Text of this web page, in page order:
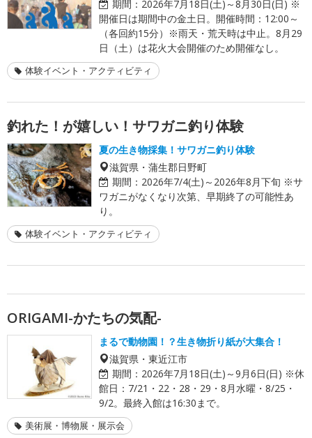
期間： 2026年7月18日(土)～8月30日(日) ※
開催日は期間中の金土日。開催時間：12:00～
（各回約15分）※雨天・荒天時は中止。8月29
日（土）は花火大会開催のため開催なし。
体験イベント・アクティビティ
釣れた！が嬉しい！サワガニ釣り体験
夏の生き物採集！サワガニ釣り体験
滋賀県・蒲生郡日野町
期間： 2026年7/4(土)～2026年8月下旬 ※サ
ワガニがなくなり次第、早期終了の可能性あ
り。
体験イベント・アクティビティ
ORIGAMI-かたちの気配-
まるで動物園！？生き物折り紙が大集合！
滋賀県・東近江市
期間： 2026年7月18日(土)～9月6日(日) ※休
館日：7/21・22・28・29・8月水曜・8/25・
9/2。最終入館は16:30まで。
美術展・博物展・展示会